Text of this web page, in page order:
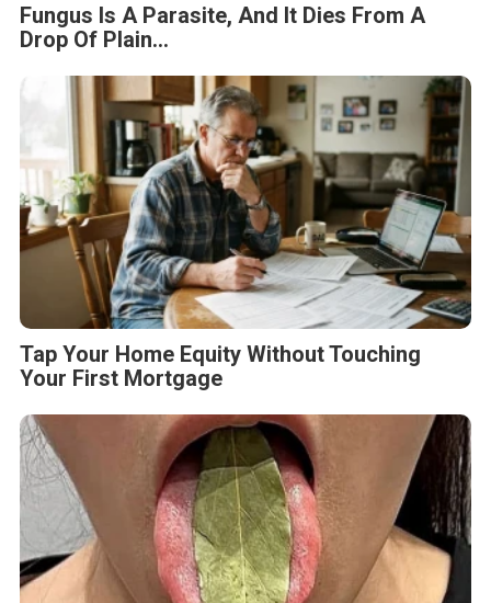
Fungus Is A Parasite, And It Dies From A
Drop Of Plain...
Tap Your Home Equity Without Touching
Your First Mortgage